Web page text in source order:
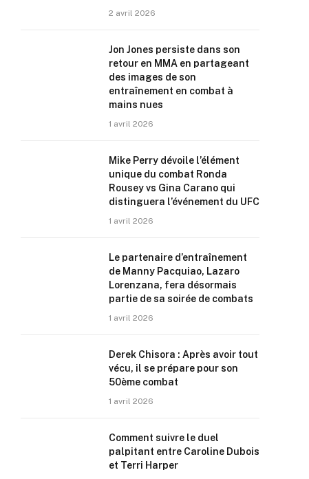
2 avril 2026
Jon Jones persiste dans son
retour en MMA en partageant
des images de son
entraînement en combat à
mains nues
1 avril 2026
Mike Perry dévoile l’élément
unique du combat Ronda
Rousey vs Gina Carano qui
distinguera l’événement du UFC
1 avril 2026
Le partenaire d’entraînement
de Manny Pacquiao, Lazaro
Lorenzana, fera désormais
partie de sa soirée de combats
1 avril 2026
Derek Chisora : Après avoir tout
vécu, il se prépare pour son
50ème combat
1 avril 2026
Comment suivre le duel
palpitant entre Caroline Dubois
et Terri Harper